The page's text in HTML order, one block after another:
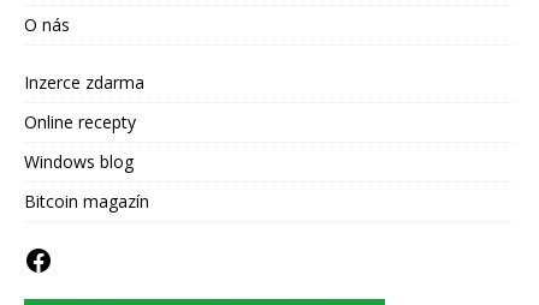
O nás
Inzerce zdarma
Online recepty
Windows blog
Bitcoin magazín